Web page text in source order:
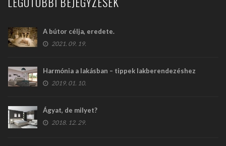
A bútor célja, eredete.
2021. 09. 19.
Harmónia a lakásban – tippek lakberendezéshez
2019. 01. 10.
Ágyat, de milyet?
2018. 12. 29.